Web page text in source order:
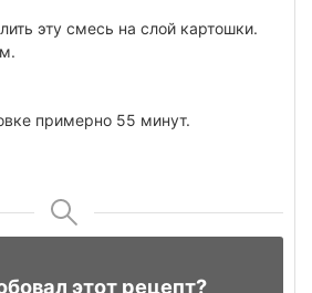
эту смесь на слой картошки.
примерно 55 минут.
этот рецепт?